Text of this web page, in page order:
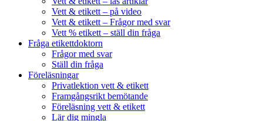
Vett & etikett – på video
Vett & etikett – Frågor med svar
Vett % etikett – ställ din fråga
Fråga etikettdoktorn
Frågor med svar
Ställ din fråga
Föreläsningar
Privatlektion vett & etikett
Framgångsrikt bemötande
Föreläsning vett & etikett
Lär dig mingla